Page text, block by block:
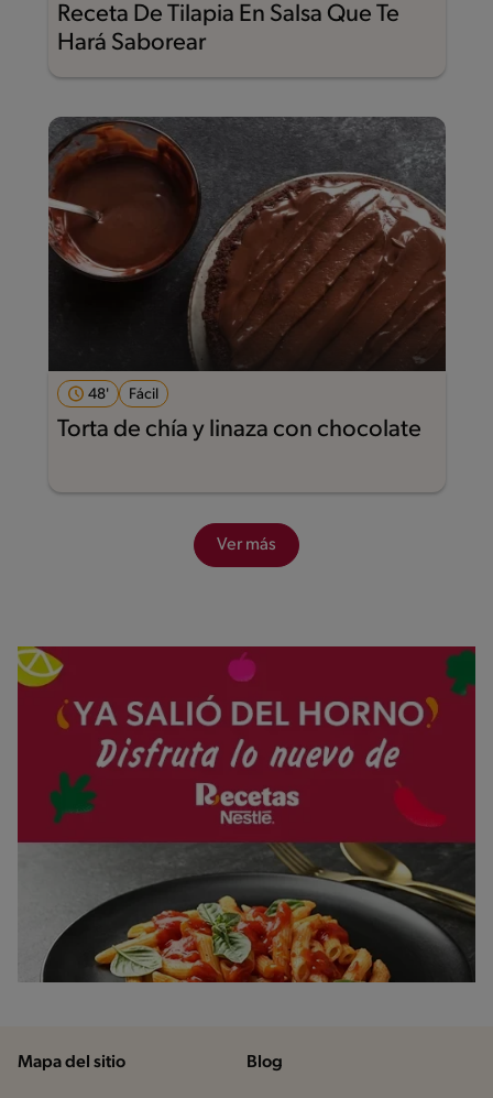
Receta De Tilapia En Salsa Que Te
Hará Saborear
48' Fácil
Torta de chía y linaza con chocolate
Ver más
Mapa del sitio Blog